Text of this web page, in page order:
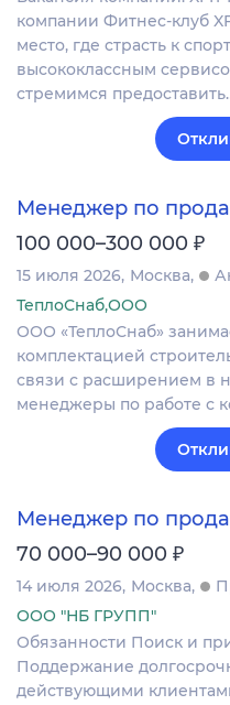
компании Фитнес-клуб
место, где страсть к
высококлассным
стремимся
Менеджер по
100 000–300 000 ₽
15 июля 2026 Москва
ТеплоСнаб,ООО
ООО «ТеплоСнаб»
комплектацией
связи с расширением в
менеджеры по работе с
Менеджер по
70 000–90 000 ₽
14 июля 2026 Москва
ООО "НБ ГРУПП"
Обязанности Поиск и
Поддержание
действующими